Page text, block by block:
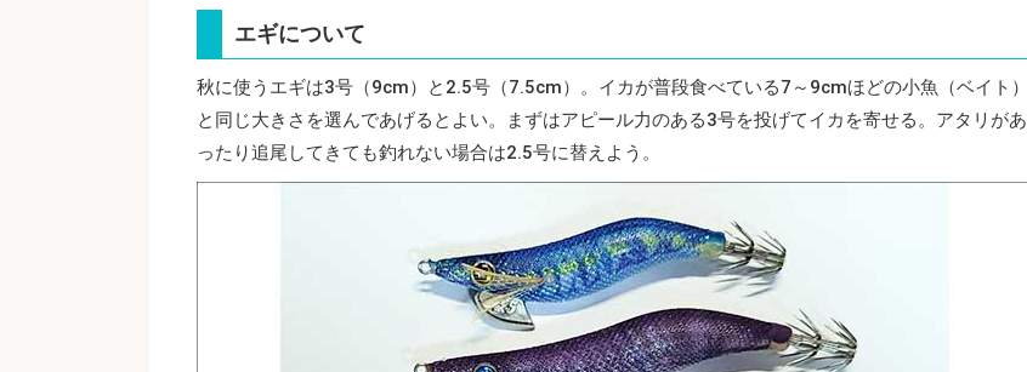
エギについて
秋に使うエギは3号（9cm）と2.5号（7.5cm）。イカが普段食べている7～9cmほどの小魚（ベイト）
と同じ大きさを選んであげるとよい。まずはアピール力のある3号を投げてイカを寄せる。アタリがあ
ったり追尾してきても釣れない場合は2.5号に替えよう。